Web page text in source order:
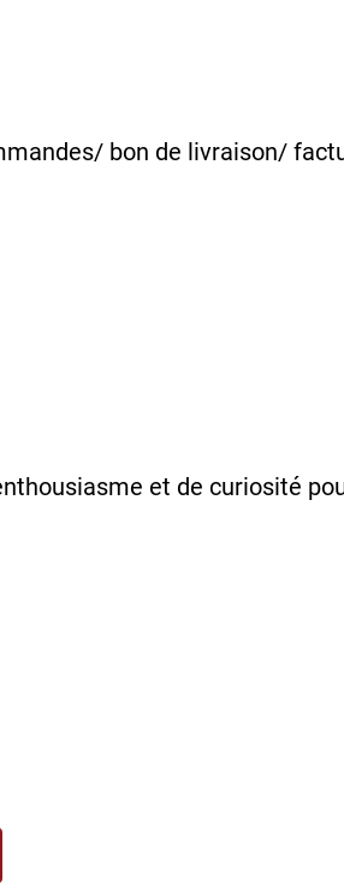
bon de livraison/
et de curiosité